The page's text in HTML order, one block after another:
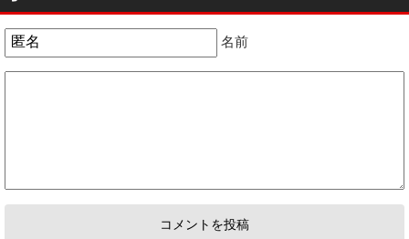
匿名 ID:ZGY5N2NiMD
本当に あの女優の娘なの？
名前